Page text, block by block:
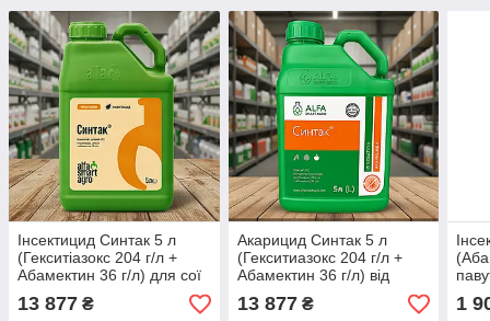
Інсектицид Синтак 5 л
(Гекситіазокс 204 г/л +
Абамектин 36 г/л) для сої
та соняшнику від
павутинного кліща
13 877 ₴
Акарицид Синтак 5 л
(Гекситиазокс 204 г/л +
Абамектин 36 г/л) від
павутинного кліща на сої
та соняшнику
13 877₴ 1